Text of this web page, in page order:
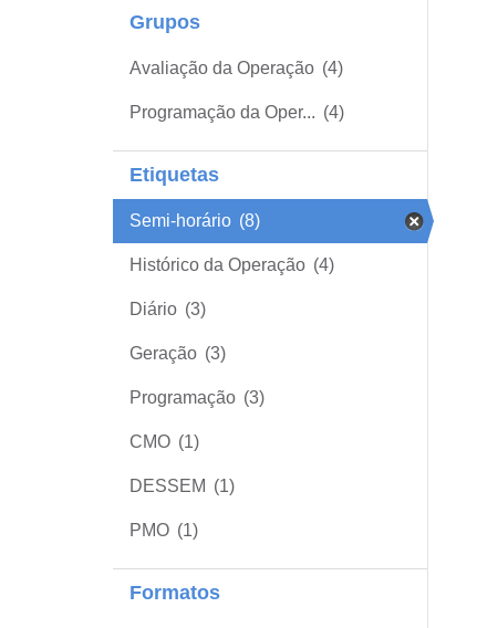
Grupos
Avaliação da Operação (4)
Programação da Oper... (4)
Etiquetas
Semi-horário (8)
Histórico da Operação (4)
Diário (3)
Geração (3)
Programação (3)
CMO (1)
DESSEM (1)
PMO (1)
Formatos